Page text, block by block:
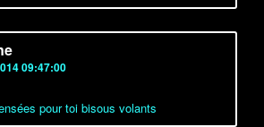
09:47:00
pour toi bisous volants